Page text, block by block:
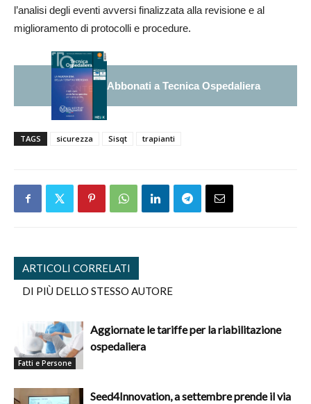
l’analisi degli eventi avversi finalizzata alla revisione e al
miglioramento di protocolli e procedure.
Abbonati a Tecnica Ospedaliera
TAGS sicurezza Sisqt trapianti
ARTICOLI CORRELATI
DI PIÙ DELLO STESSO AUTORE
Fatti e Persone
Aggiornate le tariffe per la riabilitazione
ospedaliera
Seed4Innovation, a settembre prende il via